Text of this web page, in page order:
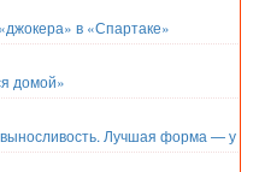
в «Спартаке»
домой»
Лучшая форма — у